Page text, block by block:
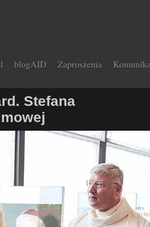
blogAID Zaproszenia
Stefana